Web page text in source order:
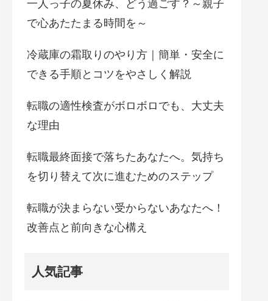
一人っ子の夏休み、どう過ごす？～親子
で心あたたまる時間を～
冷蔵庫の霜取りのやり方｜簡単・安全に
できる手順とコツをやさしく解説
転職の適性検査がボロボロでも、大丈夫
な理由
転職最終面接で落ちたあなたへ。気持ち
を切り替えて次に進むためのステップ
転職が決まらない受からないあなたへ！
改善点と前向きな心構え
人気記事